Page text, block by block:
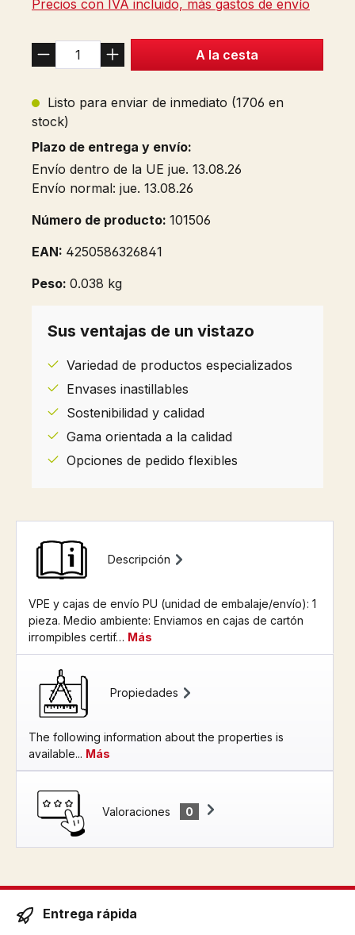
Precios con IVA incluido, más gastos de envío
A la cesta
Listo para enviar de inmediato (1706 en
stock)
Plazo de entrega y envío:
Envío dentro de la UE jue. 13.08.26
Envío normal: jue. 13.08.26
Número de producto: 101506
EAN: 4250586326841
Peso: 0.038 kg
Sus ventajas de un vistazo
Variedad de productos especializados
Envases inastillables
Sostenibilidad y calidad
Gama orientada a la calidad
Opciones de pedido flexibles
Descripción
VPE y cajas de envío PU (unidad de embalaje/envío): 1
pieza. Medio ambiente: Enviamos en cajas de cartón
irrompibles certif… Más
Propiedades
The following information about the properties is
available... Más
Valoraciones 0
Entrega rápida